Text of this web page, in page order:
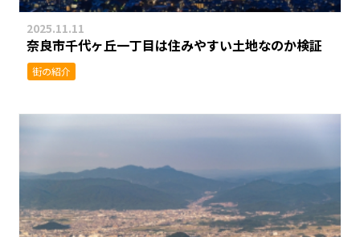
2025.11.11
奈良市千代ヶ丘一丁目は住みやすい土地なのか検証
街の紹介